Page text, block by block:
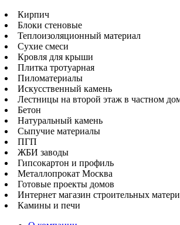
Кирпич
Блоки стеновые
Теплоизоляционный материал
Сухие смеси
Кровля для крыши
Плитка тротуарная
Пиломатериалы
Искусственный камень
Лестницы на второй этаж в частном
Бетон
Натуральный камень
Сыпучие материалы
ПГП
ЖБИ заводы
Гипсокартон и профиль
Металлопрокат Москва
Готовые проекты домов
Интернет магазин строительных
Камины и печи